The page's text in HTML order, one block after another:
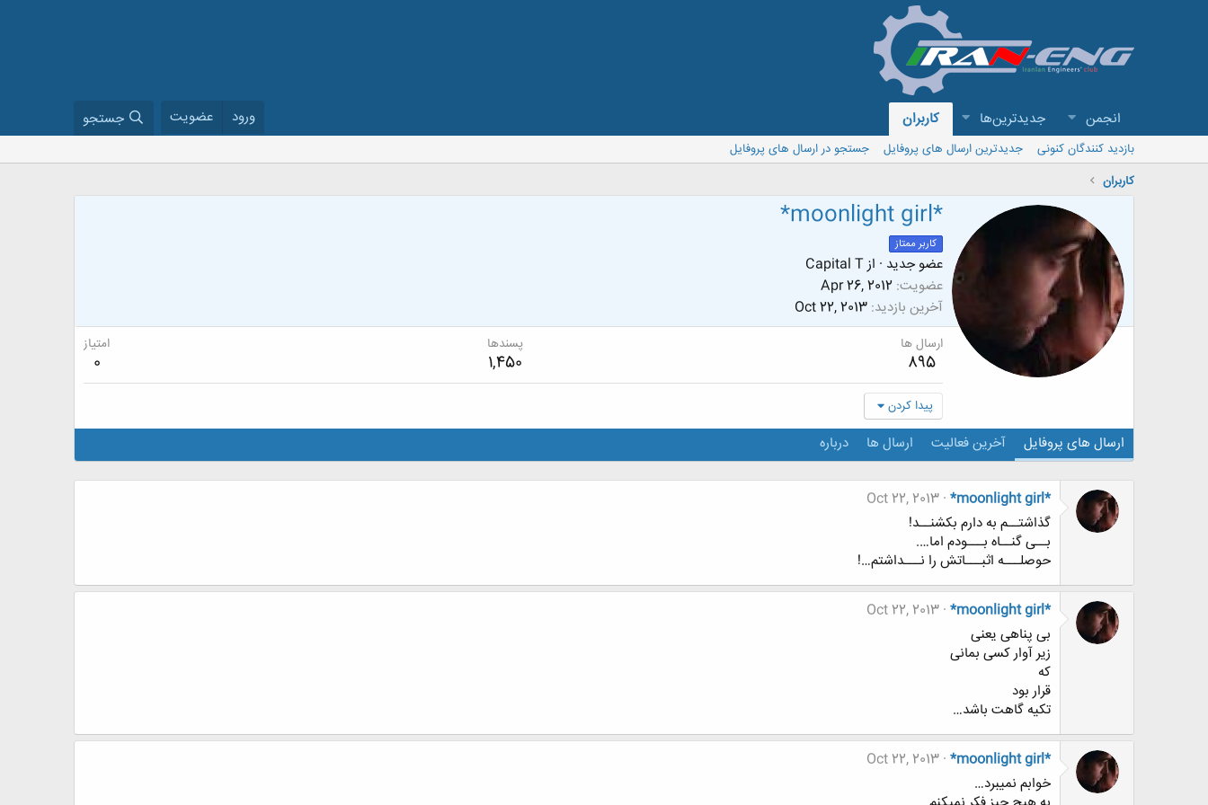
انجمن جدیدترین‌ها کاربران ورود عضویت جستجو
بازدید کنندگان کنونی جدیدترین ارسال های پروفایل
جستجو در ارسال های پروفایل
کاربران
*moonlight girl*
کاربر ممتاز
عضو جدید · ازCapital T
عضویت Apr 26, 2012
آخرین بازدید Oct 22, 2013
ارسال ها
895
پسندها
1,450
امتیاز
0
پیدا کردن
ارسال های پروفایل آخرین فعالیت ارسال ها درباره
*moonlight girl*
Oct 22, 2013
گذاشتــم به دارم بکشنــد!
بــی گنــاه بـــودم اما….
حوصلـــه اثبـــاتش را نـــداشتم…!
*moonlight girl*
Oct 22, 2013
بی پناهی یعنی
زیر آوار کسی بمانی
که
قرار بود
تکیه گاهت باشد…
*moonlight girl*
Oct 22, 2013
خوابم نمیبرد…